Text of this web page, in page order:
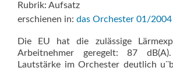
Rubrik: Aufsatz
erschienen in: das Orchester 01/2004
Die EU hat die zulässige
Arbeitnehmer geregelt: 87
Lautstärke im Orchester deutlich